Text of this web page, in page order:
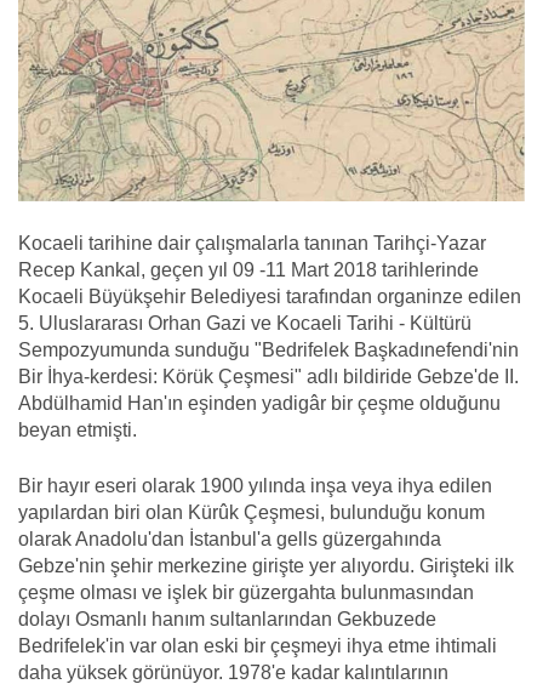
Kocaeli tarihine dair çalışmalarla tanınan Tarihçi-Yazar
Recep Kankal, geçen yıl 09 -11 Mart 2018 tarihlerinde
Kocaeli Büyükşehir Belediyesi tarafından organinze edilen
5. Uluslararası Orhan Gazi ve Kocaeli Tarihi - Kültürü
Sempozyumunda sunduğu "Bedrifelek Başkadınefendi'nin
Bir İhya-kerdesi: Körük Çeşmesi" adlı bildiride Gebze'de II.
Abdülhamid Han'ın eşinden yadigâr bir çeşme olduğunu
beyan etmişti.
Bir hayır eseri olarak 1900 yılında inşa veya ihya edilen
yapılardan biri olan Kürûk Çeşmesi, bulunduğu konum
olarak Anadolu'dan İstanbul'a gells güzergahında
Gebze'nin şehir merkezine girişte yer alıyordu. Girişteki ilk
çeşme olması ve işlek bir güzergahta bulunmasından
dolayı Osmanlı hanım sultanlarından Gekbuzede
Bedrifelek'in var olan eski bir çeşmeyi ihya etme ihtimali
daha yüksek görünüyor. 1978'e kadar kalıntılarının